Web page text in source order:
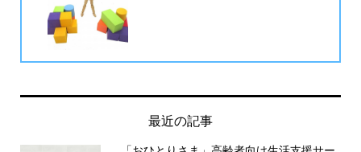
最近の記事